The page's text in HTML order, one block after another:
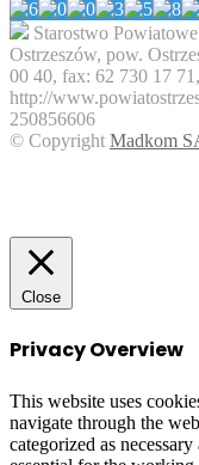
Starostwo
Ostrzeszów, pow.
00 40, fax: 62 730 17
http://
250856606
© Copyright Madkom
Close
Privacy Overview
This website uses
navigate through the
categorized as